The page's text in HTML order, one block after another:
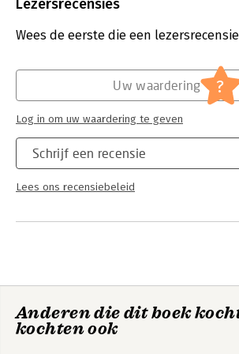
Verschijningsdatum:
29-8-2023
Mens en maatschappij
Lezersrecensies
Wees de eerste die een
Schrijf een recensie
Lees ons recensiebeleid
Uw waardering ?
Log in om uw waardering te geven
Anderen die dit boek
kochten ook